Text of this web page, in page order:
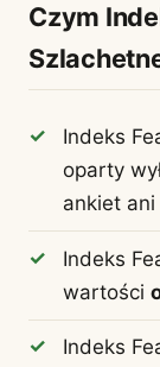
Czym
Indeks
oparty
ankiet
Indeks
wartości
Indeks